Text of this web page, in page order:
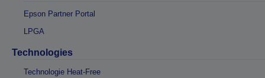
Epson Partner Portal
LPGA
Technologies
Technologie Heat-Free